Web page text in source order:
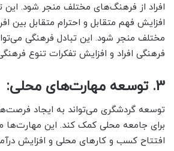
افراد از فرهنگ‌های مختلف منجر شود. این
افزایش فهم متقابل و احترام متقابل بین
مختلف منجر شود. این تبادل فرهنگی
فرهنگی افراد و افزایش تفکرات تنوع
3. توسعه مهارت‌های محلی:
توسعه گردشگری می‌تواند به ایجاد
برای جامعه محلی کمک کند. این مهارت‌ها
افتتاح کسب و کارهای محلی و افزایش